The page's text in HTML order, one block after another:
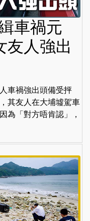
車禍元
友人強出
車禍強出頭備受抨
其友人在大埔墟駕車
為「對方唔肯認」，